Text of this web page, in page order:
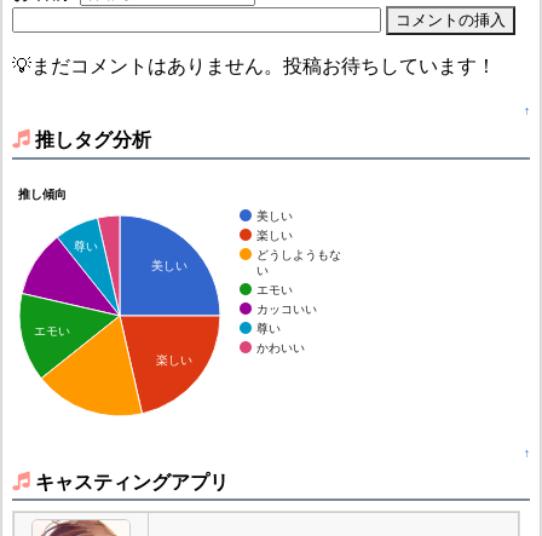
💡まだコメントはありません。投稿お待ちしています！
↑
推しタグ分析
推し傾向
美しい
楽しい
どうしようもな
い
エモい
カッコいい
尊い
かわいい
美しい
楽しい
尊い
エモい
↑
キャスティングアプリ